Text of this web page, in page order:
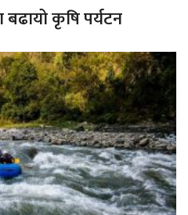
बढायो कृषि पर्यटन